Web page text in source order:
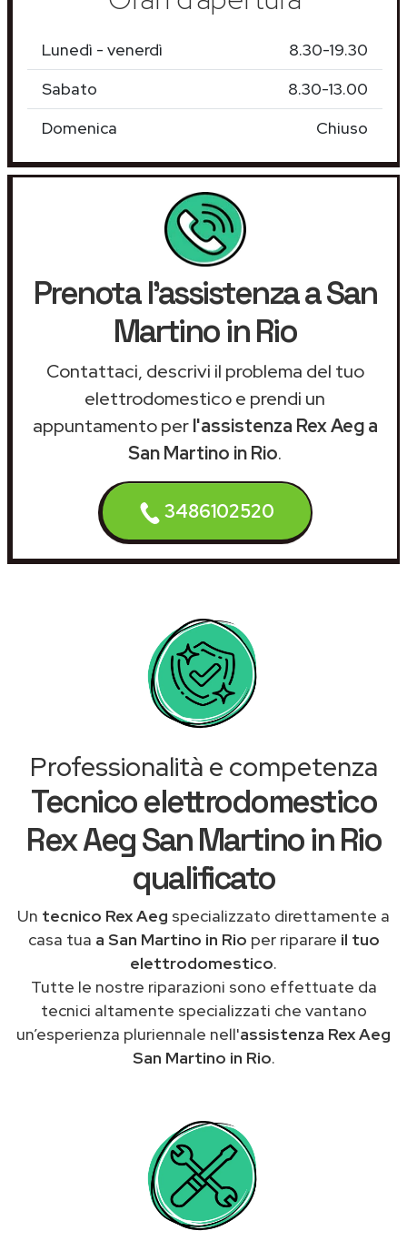
Lunedì - venerdì
8.30-19.30
Sabato
8.30-13.00
Domenica
Chiuso
Prenota l'assistenza a San
Martino in Rio
Contattaci, descrivi il problema del tuo
elettrodomestico e prendi un
appuntamento perl'assistenza Rex Aeg a
San Martino in Rio.
3486102520
Professionalità e competenza
Tecnico elettrodomestico
Rex Aeg San Martino in Rio
qualificato
Un tecnico Rex Aeg specializzato direttamente a
casa tua a San Martino in Rio per riparare il tuo
elettrodomestico.
Tutte le nostre riparazioni sono effettuate da
tecnici altamente specializzati che vantano
un’esperienza pluriennale nell'assistenza Rex Aeg
San Martino in Rio.